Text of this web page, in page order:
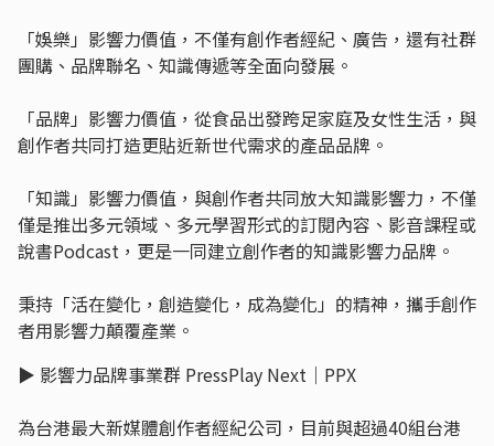
「娛樂」影響力價值，不僅有創作者經紀、廣告，還有社群
團購、品牌聯名、知識傳遞等全面向發展。
「品牌」影響力價值，從食品出發跨足家庭及女性生活，與
創作者共同打造更貼近新世代需求的產品品牌。
「知識」影響力價值，與創作者共同放大知識影響力，不僅
僅是推出多元領域、多元學習形式的訂閱內容、影音課程或
說書Podcast，更是一同建立創作者的知識影響力品牌。
秉持「活在變化，創造變化，成為變化」的精神，攜手創作
者用影響力顛覆產業。
▶︎ 影響力品牌事業群 PressPlay Next｜PPX
為台港最大新媒體創作者經紀公司，目前與超過40組台港